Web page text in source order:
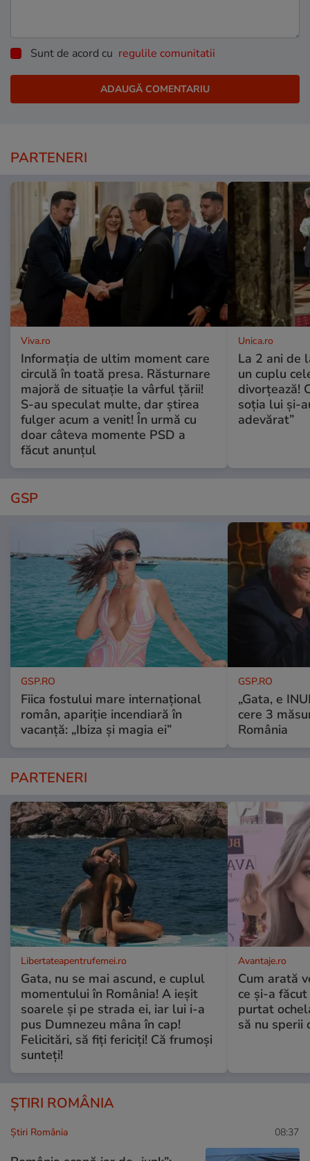
Sunt de acord cu regulile comunitatii
PARTENERI
Viva.ro
Informația de ultim moment care
circulă în toată presa. Răsturnare
majoră de situație la vârful țării!
S-au speculat multe, dar știrea
fulger acum a venit! În urmă cu
doar câteva momente PSD a
făcut anunțul
Unica.ro
La 2 ani de
un cuplu
divorțează!
soția lui și-
adevărat”
GSP
GSP.RO
Fiica fostului mare internațional
român, apariție incendiară în
vacanță: „Ibiza și magia ei”
GSP.RO
„Gata, e
cere 3
România
PARTENERI
Libertateapentrufemei.ro
Gata, nu se mai ascund, e cuplul
momentului în România! A ieșit
soarele și pe strada ei, iar lui i-a
pus Dumnezeu mâna în cap!
Felicitări, să fiți fericiți! Că frumoși
sunteți!
Avantaje.ro
Cum arată
ce și-a
purtat
să nu sperii
ȘTIRI ROMÂNIA
Știri România 08:37